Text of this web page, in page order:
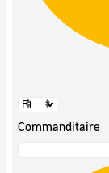
Commanditaire